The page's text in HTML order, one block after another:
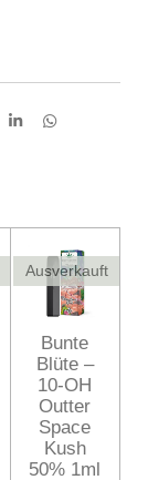
T
T
Ausverkauft
Bunte
Blüte –
10-OH
Outter
Space
Kush
50% 1ml